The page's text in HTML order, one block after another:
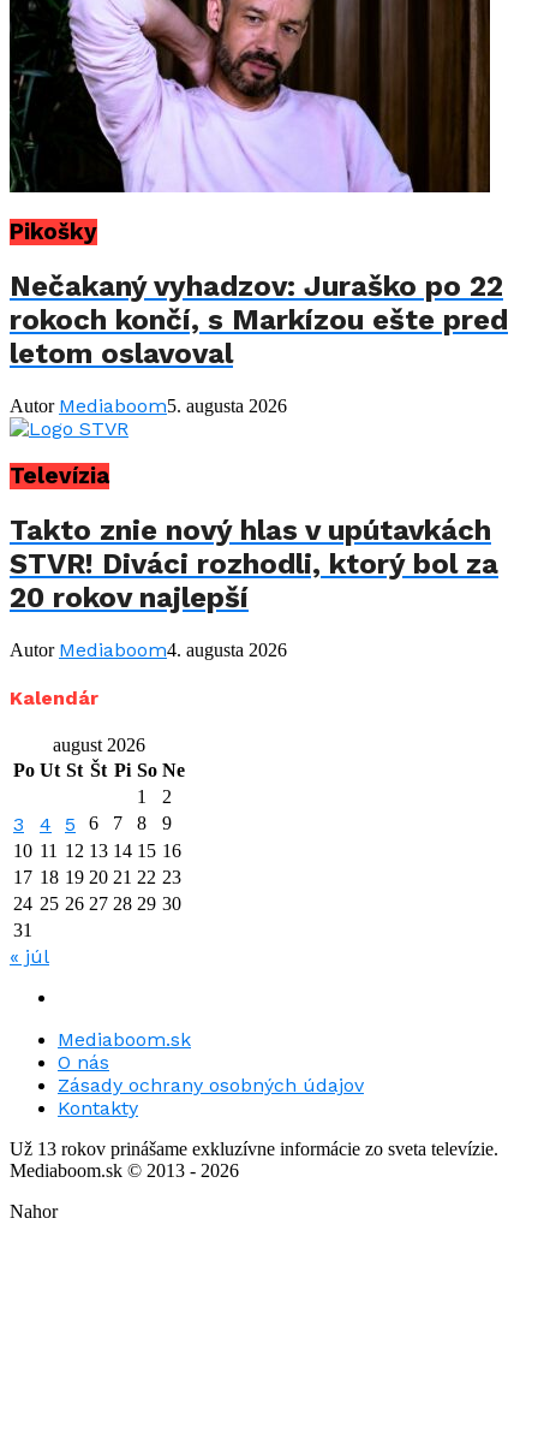
Pikošky
Nečakaný vyhadzov: Juraško po 22
rokoch končí, s Markízou ešte pred
letom oslavoval
Autor Mediaboom5. augusta 2026
Televízia
Takto znie nový hlas v upútavkách
STVR! Diváci rozhodli, ktorý bol za
20 rokov najlepší
Autor Mediaboom4. augusta 2026
Kalendár
august 2026
Po Ut St Št Pi So Ne
1
2
3 4 5 6 7 8
9
10 11 12 13 14 15 16
17 18 19 20 21 22 23
24 25 26 27 28 29 30
31
« júl
Mediaboom.sk
O nás
Zásady ochrany osobných údajov
Kontakty
Už 13 rokov prinášame exkluzívne informácie zo sveta televízie.
Mediaboom.sk © 2013 - 2026
Nahor